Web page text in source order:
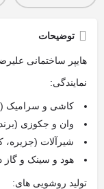
توضیحات
هایپر ساختمانی
نمایندگی:
کاشی و سرامیک
وان و جکوزی
شیرآلات (جزیره،
هود و سینک و گاز
تولید روشویی های: